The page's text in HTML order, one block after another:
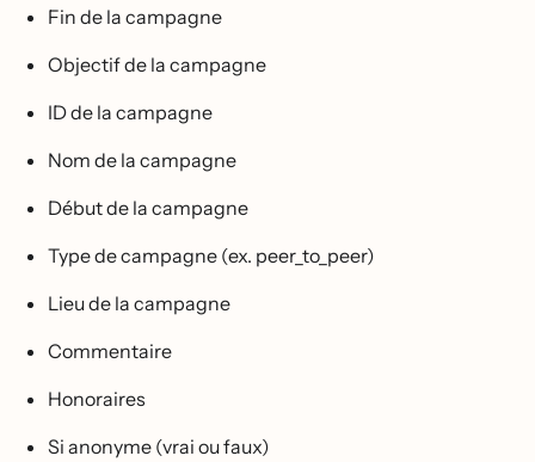
Fin de la campagne
Objectif de la campagne
ID de la campagne
Nom de la campagne
Début de la campagne
Type de campagne (ex. peer_to_peer)
Lieu de la campagne
Commentaire
Honoraires
Si anonyme (vrai ou faux)